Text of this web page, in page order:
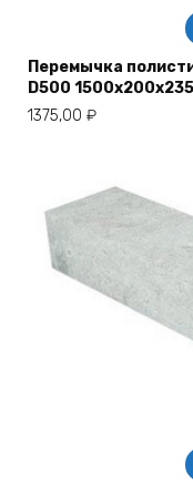
Перемычка
D500
1375,00 ₽